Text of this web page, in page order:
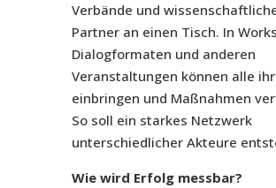
Verbände und
Partner an einen Tisch. In
Dialogformaten und anderen
Veranstaltungen können alle
einbringen und Maßnahmen
So soll ein starkes Netzwerk
unterschiedlicher Akteure
Wie wird Erfolg messbar?